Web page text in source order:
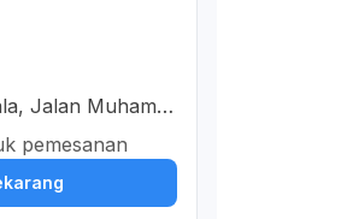
Jalan Muhamm
Cipare, Kota S
pemesanan